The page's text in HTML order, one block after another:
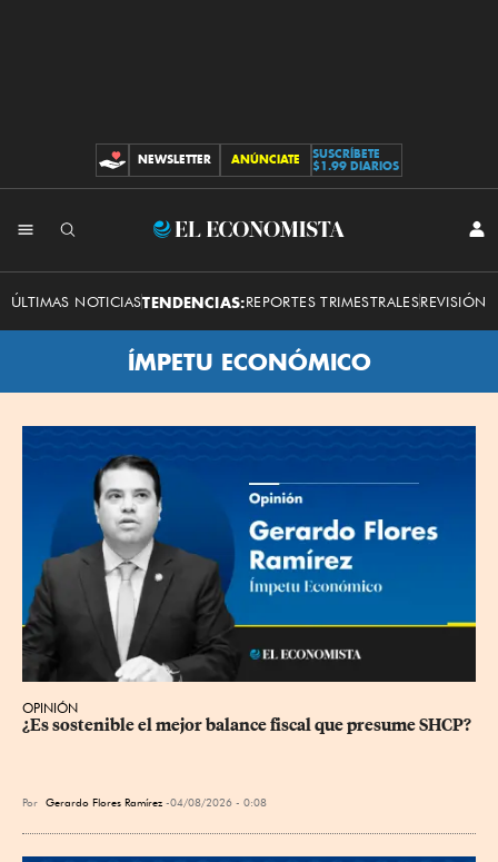
CONTRIBUCIONES
NEWSLETTER ANÚNCIATE
SUSCRÍBETE
$1.99 DIARIOS
El
Economista
ÚLTIMAS NOTICIASTENDENCIAS:REPORTES TRIMESTRALESREVISIÓN
ÍMPETU ECONÓMICO
OPINIÓN
¿Es sostenible el mejor balance fiscal que presume SHCP?
Por Gerardo Flores Ramírez 04/08/2026 - 0:08